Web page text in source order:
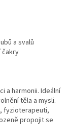
a svalů
čakry
a harmonii. Ideální
těla a mysli.
fyzioterapeuti,
propojit se